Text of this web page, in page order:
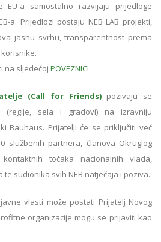
EU-a samostalno razvijaju prijedloge
a. Prijedlozi postaju NEB LAB projekti,
jasnu svrhu, transparentnost prema
na sljedećoj POVEZNICI.
(Call for Friends)pozivaju se
(regije, sela i gradovi) na izravniju
Bauhaus. Prijatelji će se priključiti već
službenih partnera, članova Okruglog
točaka nacionalnih vlada,
sudionika svih NEB natječaja i poziva.
vlasti može postati Prijatelj Novog
organizacije mogu se prijaviti kao